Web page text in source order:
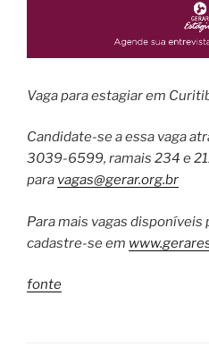
Vaga para estagiar em
Candidate-se a essa vaga
3039-6599, ramais 234 e
para vagas@gerar.org.br
Para mais vagas disponíveis
cadastre-se em
fonte